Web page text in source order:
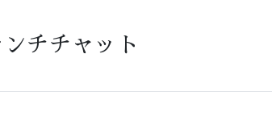
チチャット